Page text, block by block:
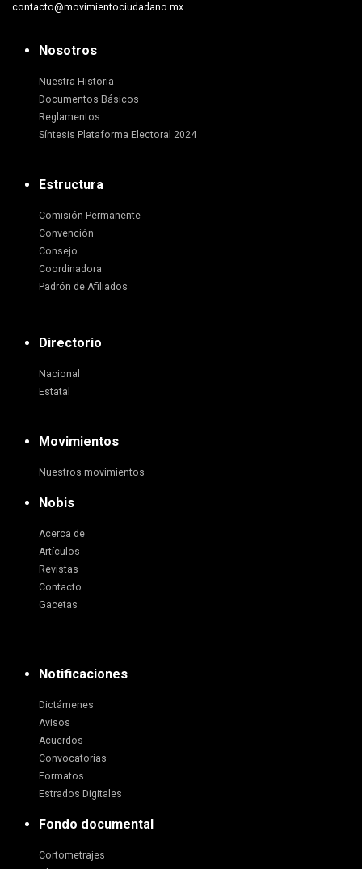
contacto@movimientociudadano.mx
Nosotros
Nuestra Historia
Documentos Básicos
Reglamentos
Síntesis Plataforma Electoral 2024
Estructura
Comisión Permanente
Convención
Consejo
Coordinadora
Padrón de Afiliados
Directorio
Nacional
Estatal
Movimientos
Nuestros movimientos
Nobis
Acerca de
Artículos
Revistas
Contacto
Gacetas
Notificaciones
Dictámenes
Avisos
Acuerdos
Convocatorias
Formatos
Estrados Digitales
Fondo documental
Cortometrajes